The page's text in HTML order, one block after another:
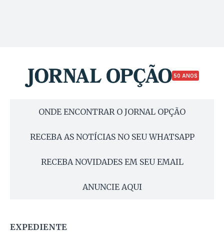
50 ANOS
ONDE ENCONTRAR O JORNAL OPÇÃO
RECEBA AS NOTÍCIAS NO SEU WHATSAPP
RECEBA NOVIDADES EM SEU EMAIL
ANUNCIE AQUI
EXPEDIENTE